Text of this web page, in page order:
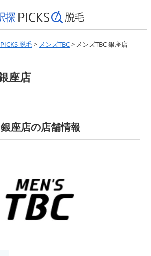
脱毛> メンズTBC> メンズTBC 銀座店
座店
座店の店舗情報